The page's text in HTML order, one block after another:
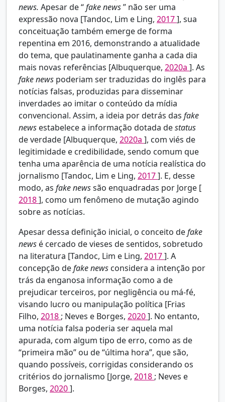
news. Apesar de “fake news” não ser uma
expressão nova [Tandoc, Lim e Ling, 2017], sua
conceituação também emerge de forma
repentina em 2016, demonstrando a atualidade
do tema, que paulatinamente ganha a cada dia
mais novas referências [Albuquerque, 2020a ]. As
fake news poderiam ser traduzidas do inglês para
notícias falsas, produzidas para disseminar
inverdades ao imitar o conteúdo da mídia
convencional. Assim, a ideia por detrás das fake
news estabelece a informação dotada destatus
de verdade [Albuquerque, 2020a ], com viés de
legitimidade e credibilidade, sendo comum que
tenha uma aparência de uma notícia realística do
jornalismo [Tandoc, Lim e Ling, 2017]. E, desse
modo, as fake newssão enquadradas por Jorge [
2018], como um fenômeno de mutação agindo
sobre as notícias.
Apesar dessa definição inicial, o conceito defake
news é cercado de vieses de sentidos, sobretudo
na literatura [Tandoc, Lim e Ling, 2017]. A
concepção defake news considera a intenção por
trás da enganosa informação como a de
prejudicar terceiros, por negligência ou má-fé,
visando lucro ou manipulação política [Frias
Filho, 2018; Neves e Borges, 2020]. No entanto,
uma notícia falsa poderia ser aquela mal
apurada, com algum tipo de erro, como as de
“primeira mão” ou de “última hora”, que são,
quando possíveis, corrigidas considerando os
critérios do jornalismo [Jorge, 2018; Neves e
Borges, 2020].